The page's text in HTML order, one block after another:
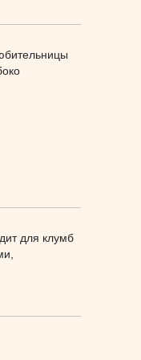
для клумб